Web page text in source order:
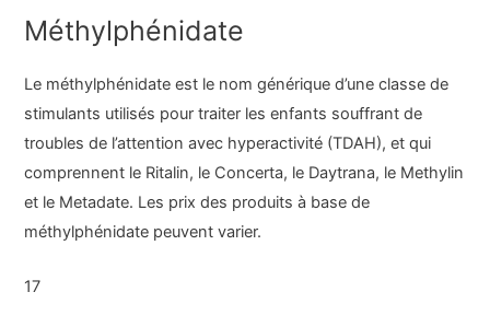
Méthylphénidate
Le méthylphénidate est le nom générique d’une classe de
stimulants utilisés pour traiter les enfants souffrant de
troubles de l’attention avec hyperactivité (TDAH), et qui
comprennent le Ritalin, le Concerta, le Daytrana, le Methylin
et le Metadate. Les prix des produits à base de
méthylphénidate peuvent varier.
17